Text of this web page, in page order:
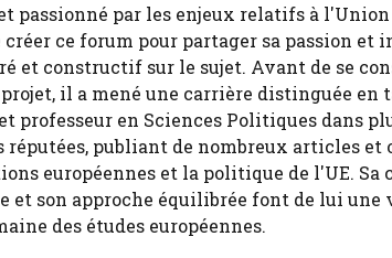
passionné par les enjeux relatifs à l'Union
créer ce forum pour partager sa passion et
et constructif sur le sujet. Avant de se
il a mené une carrière distinguée en
professeur en Sciences Politiques dans
publiant de nombreux articles et
européennes et la politique de l'UE. Sa
et son approche équilibrée font de lui une
des études européennes.